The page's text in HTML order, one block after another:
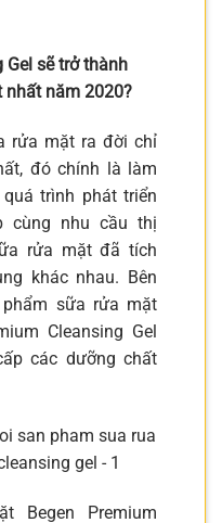
Gel sẽ trở thành
năm 2020?
rửa mặt ra đời chỉ
đó chính là làm
trình phát triển
cùng nhu cầu thị
rửa mặt đã tích
khác nhau. Bên
sữa rửa mặt
Cleansing Gel
các dưỡng chất
Begen Premium